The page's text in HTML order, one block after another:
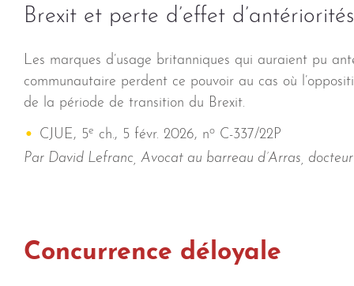
Brexit et perte d’effet
Les marques d’usage britanniques qui auraient pu
communautaire perdent ce pouvoir au cas où
de la période de transition du Brexit.
CJUE, 5e ch., 5 févr. 2026, no C-337/22P
Par David Lefranc, Avocat au barreau d’Arras,
Concurrence déloyale